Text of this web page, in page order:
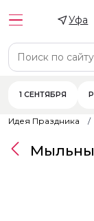
Уфа
1 СЕНТЯБРЯ
Идея Праздника